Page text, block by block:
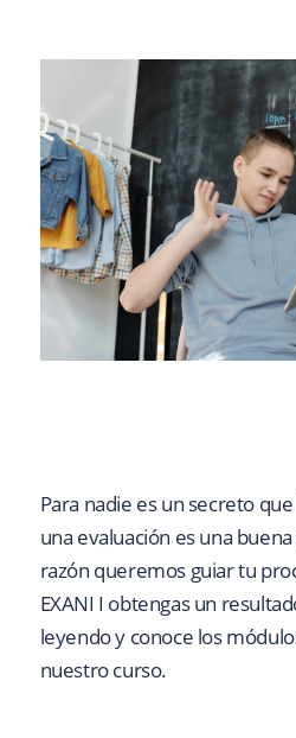
Para nadie es un secreto
una evaluación es una
razón queremos guiar tu
EXANI I obtengas un
leyendo y conoce los
nuestro curso.